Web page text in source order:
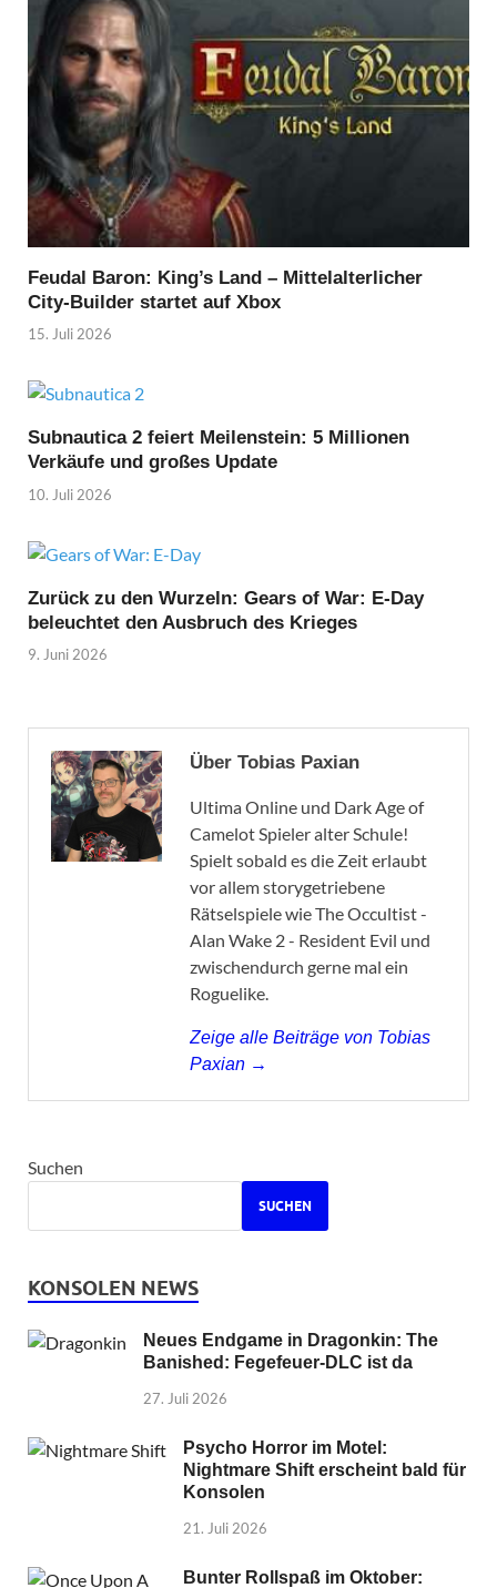
Feudal Baron: King’s Land – Mittelalterlicher
City-Builder startet auf Xbox
15. Juli 2026
Subnautica 2 feiert Meilenstein: 5 Millionen
Verkäufe und großes Update
10. Juli 2026
Zurück zu den Wurzeln: Gears of War: E-Day
beleuchtet den Ausbruch des Krieges
9. Juni 2026
Über Tobias Paxian
Ultima Online und Dark Age of
Camelot Spieler alter Schule!
Spielt sobald es die Zeit erlaubt
vor allem storygetriebene
Rätselspiele wie The Occultist -
Alan Wake 2 - Resident Evil und
zwischendurch gerne mal ein
Roguelike.
Zeige alle Beiträge von Tobias
Paxian →
Suchen
SUCHEN
KONSOLEN NEWS
Neues Endgame in Dragonkin: The
Banished: Fegefeuer-DLC ist da
27. Juli 2026
Psycho Horror im Motel:
Nightmare Shift erscheint bald für
Konsolen
21. Juli 2026
Bunter Rollspaß im Oktober: